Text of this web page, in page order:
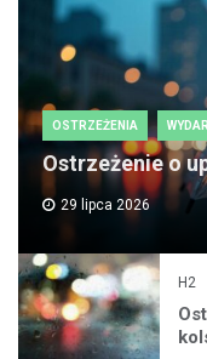
OSTRZEŻENIA
Ostrzeżenie o
29 lipca 2026
H2